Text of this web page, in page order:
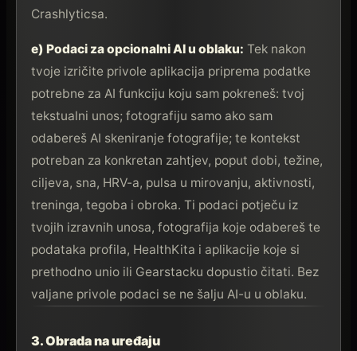
Crashlyticsa.
e) Podaci za opcionalni AI u oblaku: Tek nakon
tvoje izričite privole aplikacija priprema podatke
potrebne za AI funkciju koju sam pokreneš: tvoj
tekstualni unos; fotografiju samo ako sam
odabereš AI skeniranje fotografije; te kontekst
potreban za konkretan zahtjev, poput dobi, težine,
ciljeva, sna, HRV-a, pulsa u mirovanju, aktivnosti,
treninga, tegoba i obroka. Ti podaci potječu iz
tvojih izravnih unosa, fotografija koje odabereš te
podataka profila, HealthKita i aplikacije koje si
prethodno unio ili Gearstacku dopustio čitati. Bez
valjane privole podaci se ne šalju AI-u u oblaku.
3. Obrada na uređaju